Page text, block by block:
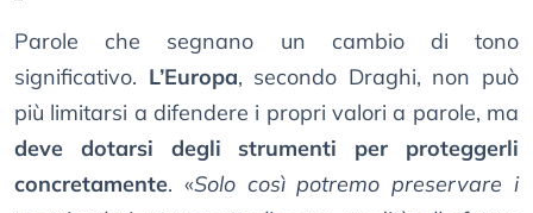
Parole che segnano un cambio di tono
significativo. L’Europa, secondo Draghi, non può
più limitarsi a difendere i propri valori a parole, ma
deve dotarsi degli strumenti per proteggerli
concretamente. «Solo così potremo preservare i